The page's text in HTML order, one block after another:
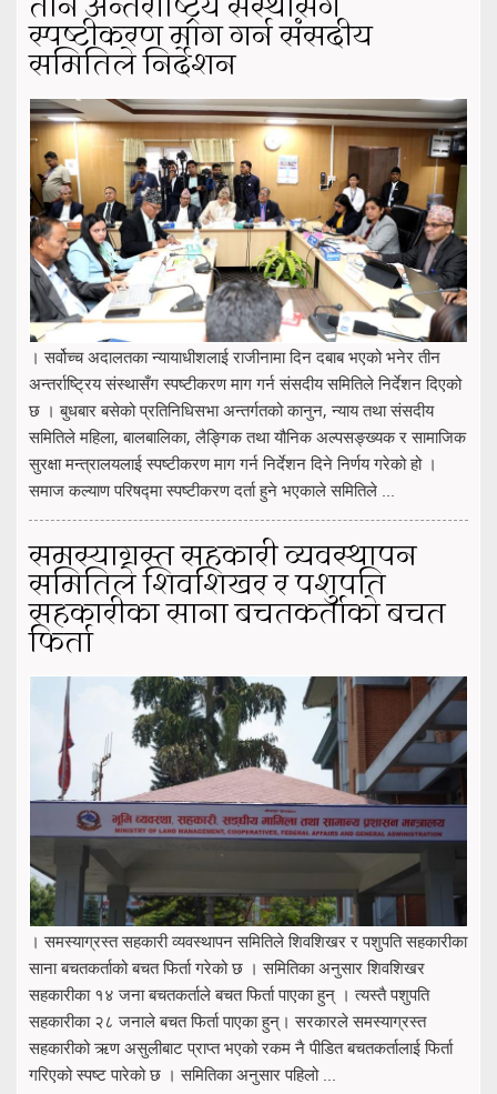
स्पष्टीकरण माग गर्न संसदीय
समितिले निर्देशन
। सर्वोच्च अदालतका न्यायाधीशलाई राजीनामा दिन दबाब भएको भनेर तीन
अन्तर्राष्ट्रिय संस्थासँग स्पष्टीकरण माग गर्न संसदीय समितिले निर्देशन दिएको
छ । बुधबार बसेको प्रतिनिधिसभा अन्तर्गतको कानुन, न्याय तथा संसदीय
समितिले महिला, बालबालिका, लैङ्गिक तथा यौनिक अल्पसङ्ख्यक र सामाजिक
सुरक्षा मन्त्रालयलाई स्पष्टीकरण माग गर्न निर्देशन दिने निर्णय गरेको हो ।
समाज कल्याण परिषद्मा स्पष्टीकरण दर्ता हुने भएकाले समितिले ...
समस्याग्रस्त सहकारी व्यवस्थापन
समितिले शिवशिखर र पशुपति
सहकारीका साना बचतकर्ताको बचत
फिर्ता
। समस्याग्रस्त सहकारी व्यवस्थापन समितिले शिवशिखर र पशुपति सहकारीका
साना बचतकर्ताको बचत फिर्ता गरेको छ । समितिका अनुसार शिवशिखर
सहकारीका १४ जना बचतकर्ताले बचत फिर्ता पाएका हुन् । त्यस्तै पशुपति
सहकारीका २८ जनाले बचत फिर्ता पाएका हुन्। सरकारले समस्याग्रस्त
सहकारीको ऋण असुलीबाट प्राप्त भएको रकम नै पीडित बचतकर्तालाई फिर्ता
गरिएको स्पष्ट पारेको छ । समितिका अनुसार पहिलो ...